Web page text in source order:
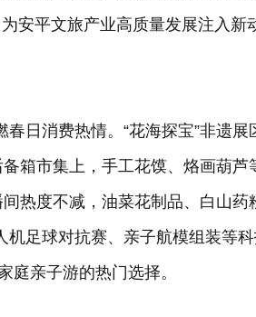
安平文旅产业高质量发展注入新
日消费热情。“花海探宝”非遗
箱市集上，手工花馍、烙画葫
热度不减，油菜花制品、白山药
足球对抗赛、亲子航模组装等
庭亲子游的热门选择。